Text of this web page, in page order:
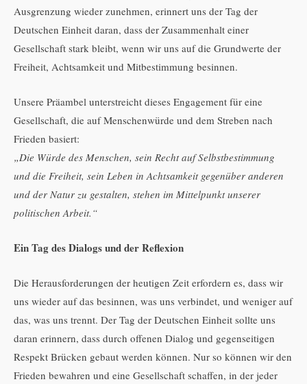
Ausgrenzung wieder zunehmen, erinnert uns der Tag der
Deutschen Einheit daran, dass der Zusammenhalt einer
Gesellschaft stark bleibt, wenn wir uns auf die Grundwerte der
Freiheit, Achtsamkeit und Mitbestimmung besinnen.
Unsere Präambel unterstreicht dieses Engagement für eine
Gesellschaft, die auf Menschenwürde und dem Streben nach
Frieden basiert:
„Die Würde des Menschen, sein Recht auf Selbstbestimmung
und die Freiheit, sein Leben in Achtsamkeit gegenüber anderen
und der Natur zu gestalten, stehen im Mittelpunkt unserer
politischen Arbeit.“
Ein Tag des Dialogs und der Reflexion
Die Herausforderungen der heutigen Zeit erfordern es, dass wir
uns wieder auf das besinnen, was uns verbindet, und weniger auf
das, was uns trennt. Der Tag der Deutschen Einheit sollte uns
daran erinnern, dass durch offenen Dialog und gegenseitigen
Respekt Brücken gebaut werden können. Nur so können wir den
Frieden bewahren und eine Gesellschaft schaffen, in der jeder